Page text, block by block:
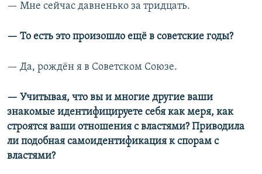
— Мне сейчас давненько за тридцать.
— То есть это произошло ещё в советские годы?
— Да, рождён я в Советском Союзе.
— Учитывая, что вы и многие другие ваши
знакомые идентифицируете себя как меря, как
строятся ваши отношения с властями? Приводила
ли подобная самоидентификация к спорам с
властями?